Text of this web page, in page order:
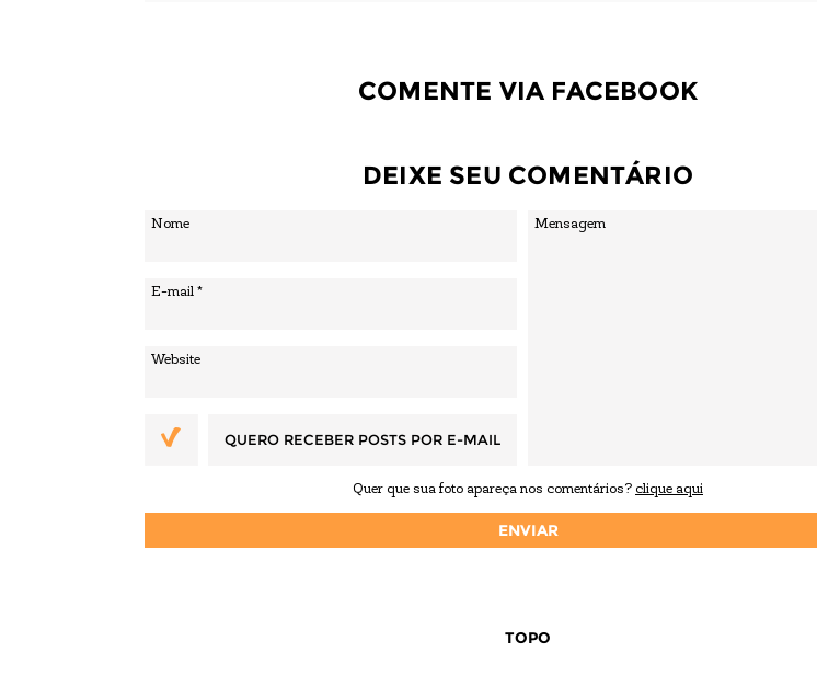
COMENTE VIA FACEBOOK
DEIXE SEU COMENTÁRIO
QUERO RECEBER POSTS POR E-MAIL
Quer que sua foto apareça nos comentários? clique aqui
TOPO